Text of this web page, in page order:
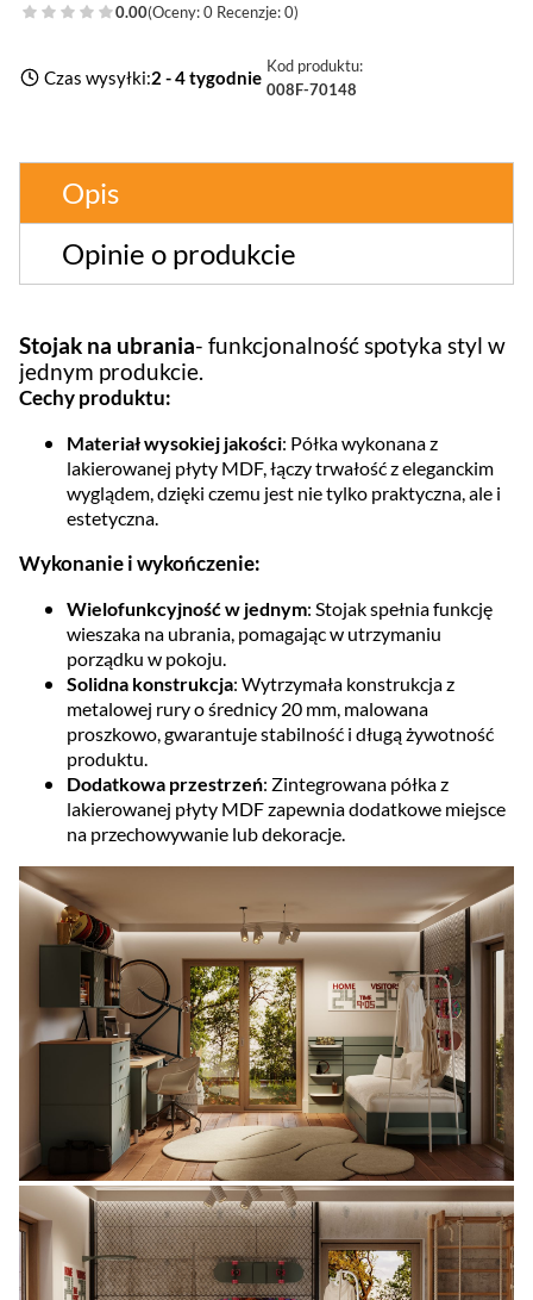
0.00(Oceny: 0 Recenzje: 0)
Czas wysyłki:2 - 4 tygodnie
Kod produktu:
008F-70148
Opis
Opinie o produkcie
Stojak na ubrania- funkcjonalność spotyka styl w
jednym produkcie.
Cechy produktu:
Materiał wysokiej jakości: Półka wykonana z
lakierowanej płyty MDF, łączy trwałość z eleganckim
wyglądem, dzięki czemu jest nie tylko praktyczna, ale i
estetyczna.
Wykonanie i wykończenie:
Wielofunkcyjność w jednym: Stojak spełnia funkcję
wieszaka na ubrania, pomagając w utrzymaniu
porządku w pokoju.
Solidna konstrukcja: Wytrzymała konstrukcja z
metalowej rury o średnicy 20 mm, malowana
proszkowo, gwarantuje stabilność i długą żywotność
produktu.
Dodatkowa przestrzeń: Zintegrowana półka z
lakierowanej płyty MDF zapewnia dodatkowe miejsce
na przechowywanie lub dekoracje.